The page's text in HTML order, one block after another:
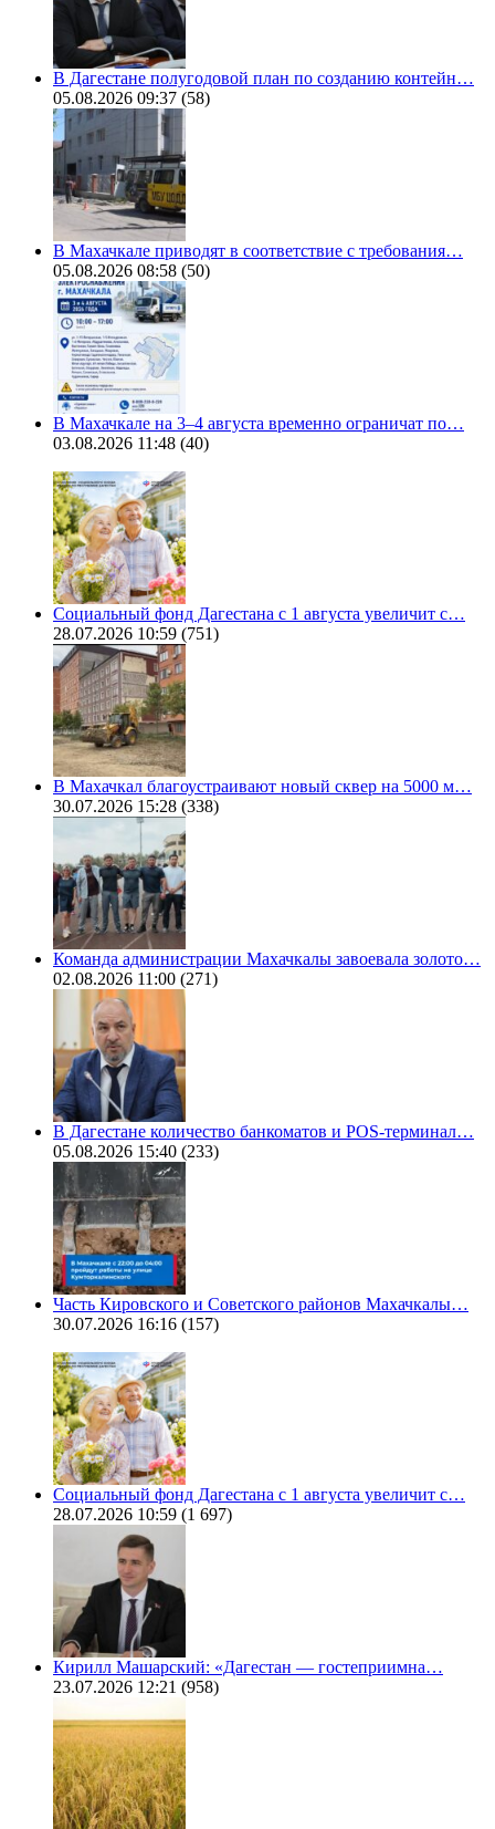
В Дагестане полугодовой план по созданию контейн…
05.08.2026 09:37 (58)
В Махачкале приводят в соответствие с требования…
05.08.2026 08:58 (50)
В Махачкале на 3–4 августа временно ограничат по…
03.08.2026 11:48 (40)
Социальный фонд Дагестана с 1 августа увеличит с…
28.07.2026 10:59 (751)
В Махачкал благоустраивают новый сквер на 5000 м…
30.07.2026 15:28 (338)
Команда администрации Махачкалы завоевала золото…
02.08.2026 11:00 (271)
В Дагестане количество банкоматов и POS-терминал…
05.08.2026 15:40 (233)
Часть Кировского и Советского районов Махачкалы…
30.07.2026 16:16 (157)
Социальный фонд Дагестана с 1 августа увеличит с…
28.07.2026 10:59 (1 697)
Кирилл Машарский: «Дагестан — гостеприимна…
23.07.2026 12:21 (958)